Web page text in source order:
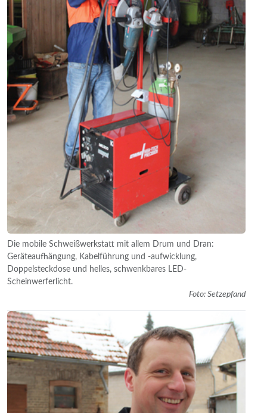
Die mobile Schweißwerkstatt mit allem Drum und Dran:
Geräteaufhängung, Kabelführung und -aufwicklung,
Doppelsteckdose und helles, schwenkbares LED-
Scheinwerferlicht.
Foto: Setzepfand